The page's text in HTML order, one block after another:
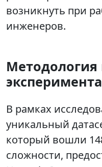
возникнуть при
инженеров.
Методология
эксперимента
В рамках
уникальный
который вошли
сложности,